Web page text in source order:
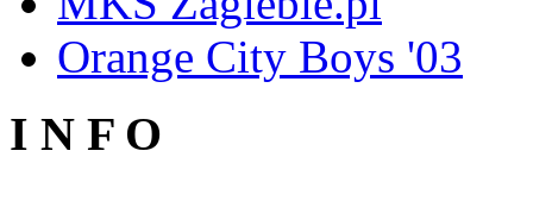
Orange City Boys '03
I N F O